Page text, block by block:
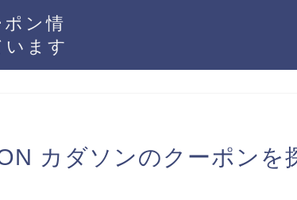
ン情
ます
カダソンのクーポンを